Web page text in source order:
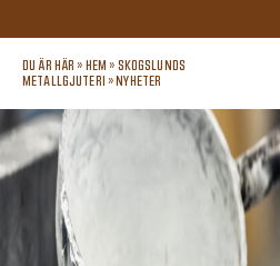
DU ÄR HÄR » HEM » SKOGSLUNDS
METALLGJUTERI » NYHETER